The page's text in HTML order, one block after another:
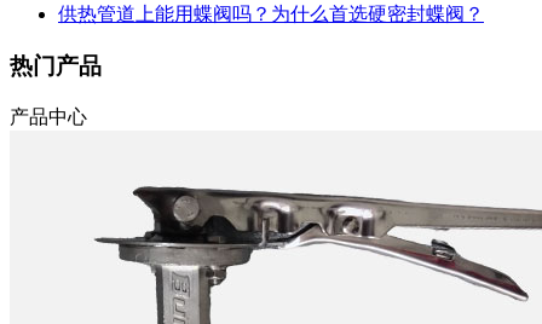
供热管道上能用蝶阀吗？为什么首选硬密封蝶阀？
热门产品
产品中心